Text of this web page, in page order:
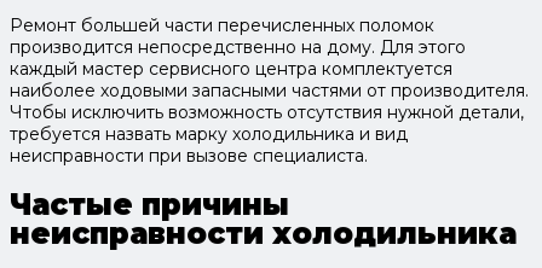
Ремонт большей части перечисленных поломок
производится непосредственно на дому. Для этого
каждый мастер сервисного центра комплектуется
наиболее ходовыми запасными частями от производителя.
Чтобы исключить возможность отсутствия нужной детали,
требуется назвать марку холодильника и вид
неисправности при вызове специалиста.
Частые причины
неисправности холодильника